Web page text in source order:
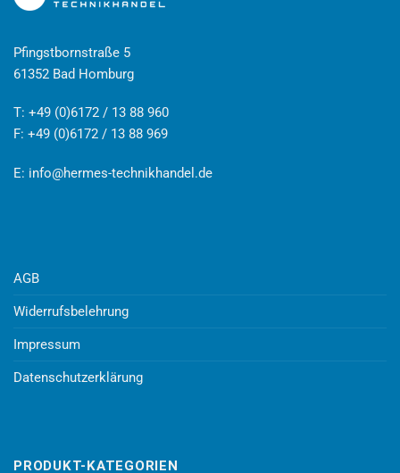
Pfingstbornstraße 5
61352 Bad Homburg
T: +49 (0)6172 / 13 88 960
F: +49 (0)6172 / 13 88 969
E: info@hermes-technikhandel.de
AGB
Widerrufsbelehrung
Impressum
Datenschutzerklärung
PRODUKT-KATEGORIEN